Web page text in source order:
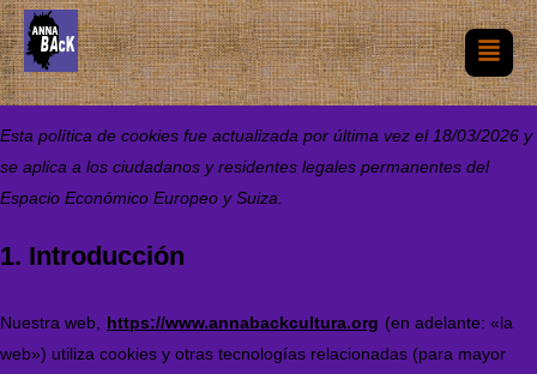
Esta política de cookies fue actualizada por última vez el 18/03/2026 y
se aplica a los ciudadanos y residentes legales permanentes del
Espacio Económico Europeo y Suiza.
1. Introducción
Nuestra web, https://www.annabackcultura.org (en adelante: «la
web») utiliza cookies y otras tecnologías relacionadas (para mayor